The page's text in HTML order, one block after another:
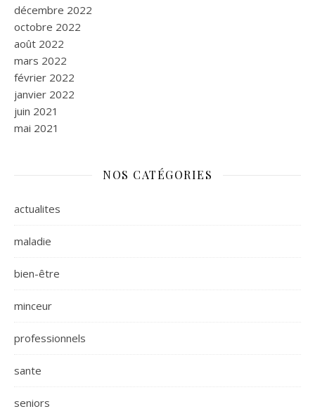
décembre 2022
octobre 2022
août 2022
mars 2022
février 2022
janvier 2022
juin 2021
mai 2021
NOS CATÉGORIES
actualites
maladie
bien-être
minceur
professionnels
sante
seniors